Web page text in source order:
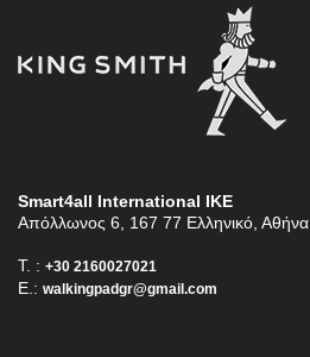
Smart4all International ΙΚΕ
Απόλλωνος 6, 167 77 Ελληνικό, Αθήνα
T. : +30 2160027021
E.: walkingpadgr@gmail.com